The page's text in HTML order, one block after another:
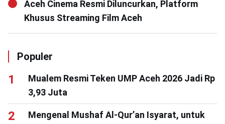
Aceh Cinema Resmi Diluncurkan, Platform
Khusus Streaming Film Aceh
Populer
Mualem Resmi Teken UMP Aceh 2026 Jadi Rp
3,93 Juta
Mengenal Mushaf Al-Qur’an Isyarat, untuk